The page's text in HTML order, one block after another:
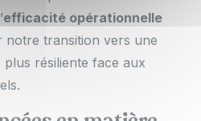
efficacité opérationnelle
notre transition vers une
résiliente face aux